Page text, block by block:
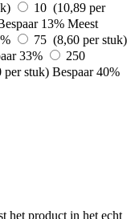
10 (10,89 per
13% Meest
75 (8,60 per stuk)
33%
250
per stuk) Bespaar 40%
het product in het echt